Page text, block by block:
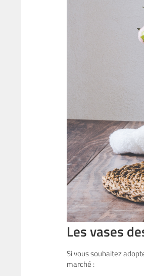
Les vases
Si vous souhaitez
marché :